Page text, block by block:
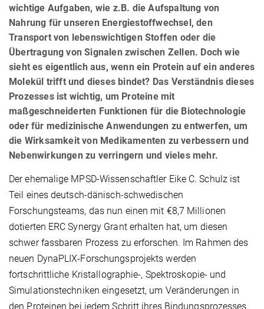
wichtige Aufgaben, wie z.B. die Aufspaltung von
Nahrung für unseren Energiestoffwechsel, den
Transport von lebenswichtigen Stoffen oder die
Übertragung von Signalen zwischen Zellen. Doch wie
sieht es eigentlich aus, wenn ein Protein auf ein anderes
Molekül trifft und dieses bindet? Das Verständnis dieses
Prozesses ist wichtig, um Proteine mit
maßgeschneiderten Funktionen für die Biotechnologie
oder für medizinische Anwendungen zu entwerfen, um
die Wirksamkeit von Medikamenten zu verbessern und
Nebenwirkungen zu verringern und vieles mehr.
Der ehemalige MPSD-Wissenschaftler Eike C. Schulz ist
Teil eines deutsch-dänisch-schwedischen
Forschungsteams, das nun einen mit €8,7 Millionen
dotierten ERC Synergy Grant erhalten hat, um diesen
schwer fassbaren Prozess zu erforschen. Im Rahmen des
neuen DynaPLIX-Forschungsprojekts werden
fortschrittliche Kristallographie-, Spektroskopie- und
Simulationstechniken eingesetzt, um Veränderungen in
den Proteinen bei jedem Schritt ihres Bindungsprozesses